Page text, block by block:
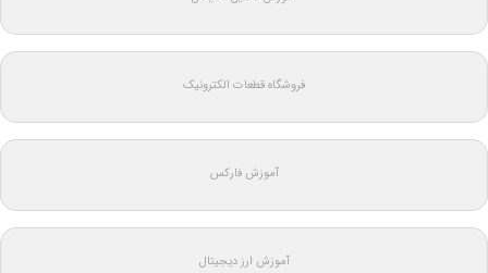
فروشگاه قطعات الکترونیک
آموزش فارکس
آموزش ارز دیجیتال